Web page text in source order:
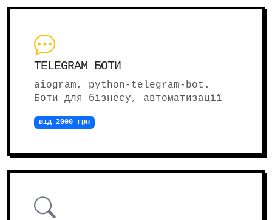
TELEGRAM БОТИ
aiogram, python-telegram-bot.
Боти для бізнесу, автоматизації
від 2000 грн